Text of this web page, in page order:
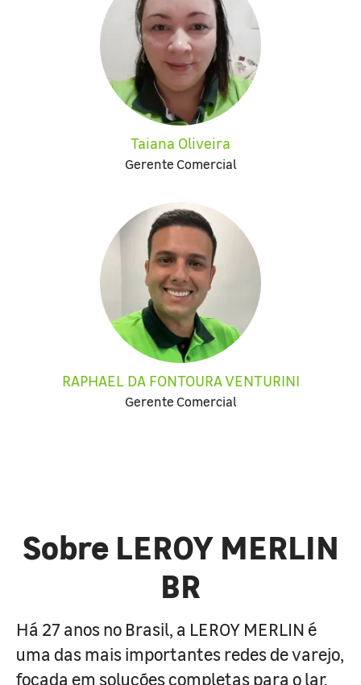
Taiana Oliveira
Gerente Comercial
RAPHAEL DA FONTOURA VENTURINI
Gerente Comercial
Sobre LEROY MERLIN
BR
Há 27 anos no Brasil, a LEROY MERLIN é
uma das mais importantes redes de varejo,
focada em soluções completas para o lar.